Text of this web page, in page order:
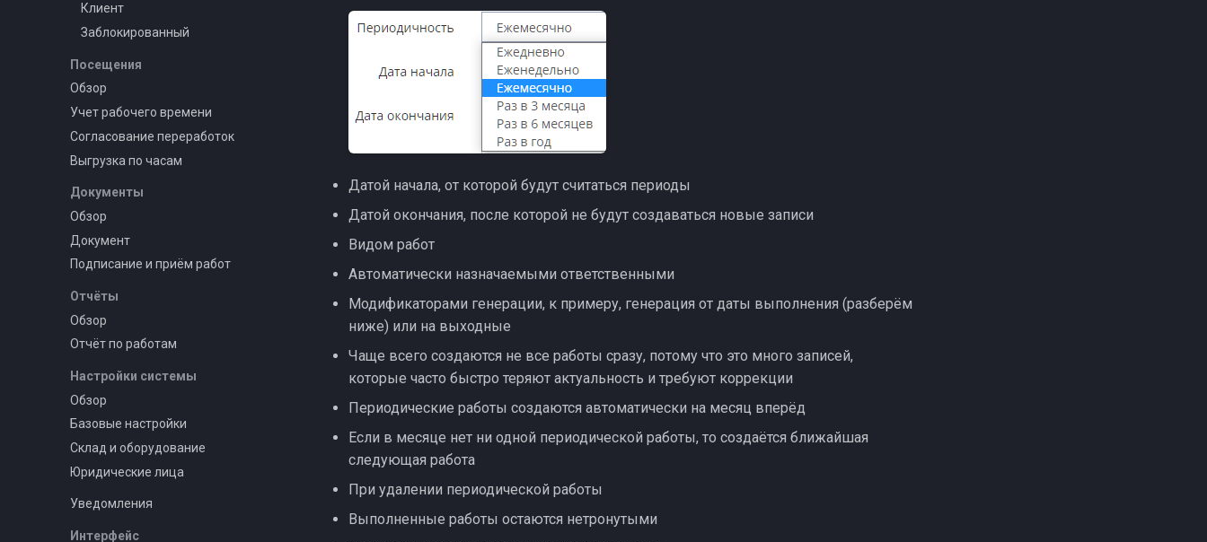
Клиент
Заблокированный
Посещения
Обзор
Учет рабочего времени
Согласование переработок
Выгрузка по часам
Документы
Обзор
Документ
Подписание и приём работ
Отчёты
Обзор
Отчёт по работам
Настройки системы
Обзор
Базовые настройки
Склад и оборудование
Юридические лица
Уведомления
Интерфейс
Датой начала, от которой будут считаться периоды
Датой окончания, после которой не будут создаваться новые записи
Видом работ
Автоматически назначаемыми ответственными
Модификаторами генерации, к примеру, генерация от даты выполнения (разберём
ниже) или на выходные
Чаще всего создаются не все работы сразу, потому что это много записей,
которые часто быстро теряют актуальность и требуют коррекции
Периодические работы создаются автоматически на месяц вперёд
Если в месяце нет ни одной периодической работы, то создаётся ближайшая
следующая работа
При удалении периодической работы
Выполненные работы остаются нетронутыми